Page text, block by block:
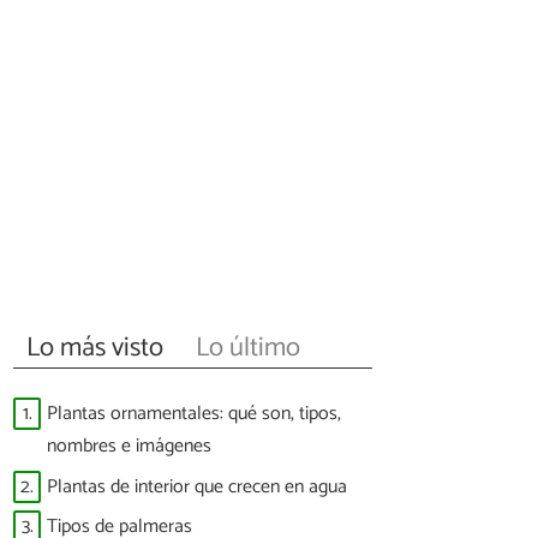
Lo más visto Lo último
1. Plantas ornamentales: qué son, tipos,
nombres e imágenes
2. Plantas de interior que crecen en agua
3. Tipos de palmeras